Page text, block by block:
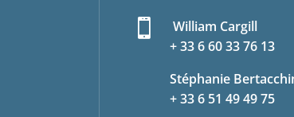

William Cargill
+ 33 6 60 33 76 13
Stéphanie
+ 33 6 51 49 49 75